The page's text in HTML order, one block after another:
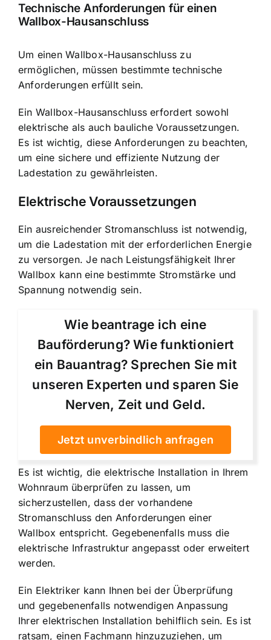
Technische Anforderungen für einen
Wallbox-Hausanschluss
Um einen Wallbox-Hausanschluss zu
ermöglichen, müssen bestimmte technische
Anforderungen erfüllt sein.
Ein Wallbox-Hausanschluss erfordert sowohl
elektrische als auch bauliche Voraussetzungen.
Es ist wichtig, diese Anforderungen zu beachten,
um eine sichere und effiziente Nutzung der
Ladestation zu gewährleisten.
Elektrische Voraussetzungen
Ein ausreichender Stromanschluss ist notwendig,
um die Ladestation mit der erforderlichen Energie
zu versorgen. Je nach Leistungsfähigkeit Ihrer
Wallbox kann eine bestimmte Stromstärke und
Spannung notwendig sein.
Wie beantrage ich eine
Bauförderung? Wie funktioniert
ein Bauantrag? Sprechen Sie mit
unseren Experten und sparen Sie
Nerven, Zeit und Geld.
Jetzt unverbindlich anfragen
Es ist wichtig, die elektrische Installation in Ihrem
Wohnraum überprüfen zu lassen, um
sicherzustellen, dass der vorhandene
Stromanschluss den Anforderungen einer
Wallbox entspricht. Gegebenenfalls muss die
elektrische Infrastruktur angepasst oder erweitert
werden.
Ein Elektriker kann Ihnen bei der Überprüfung
und gegebenenfalls notwendigen Anpassung
Ihrer elektrischen Installation behilflich sein. Es ist
ratsam, einen Fachmann hinzuzuziehen, um